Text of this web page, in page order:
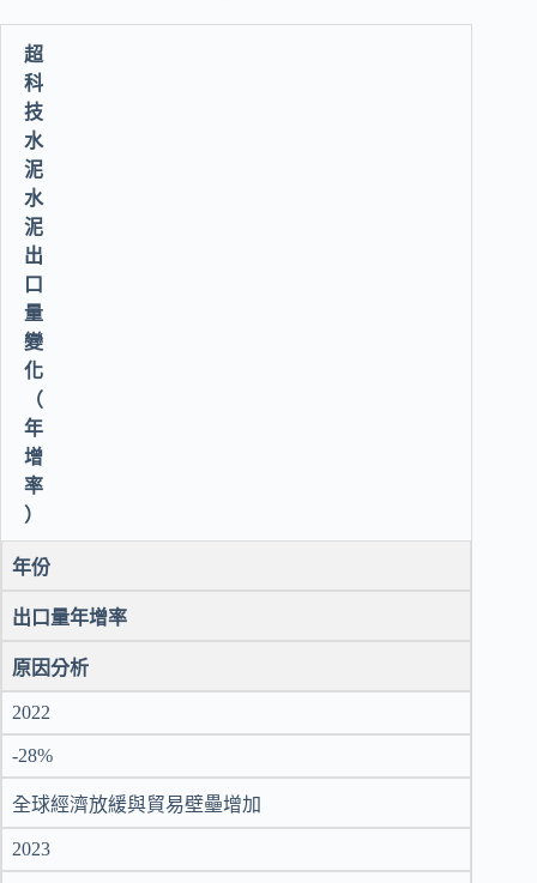
超
科
技
水
泥
水
泥
出
口
量
變
化
（
年
增
率
）
年份
出口量年增率
原因分析
2022
-28%
全球經濟放緩與貿易壁壘增加
2023